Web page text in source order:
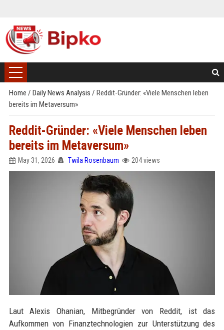
Home / Daily News Analysis / Reddit-Gründer: «Viele Menschen leben
bereits im Metaversum»
Reddit-Gründer: «Viele Menschen leben
bereits im Metaversum»
May 31, 2026 Twila Rosenbaum 204 views
Laut Alexis Ohanian, Mitbegründer von Reddit, ist das
Aufkommen von Finanztechnologien zur Unterstützung des